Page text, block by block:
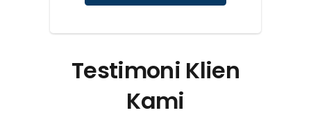
Testimoni Klien
Kami